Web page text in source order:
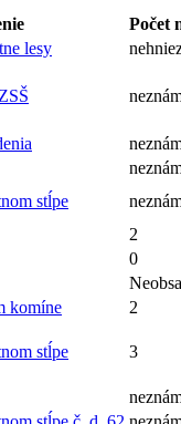
Počet
lesy
stĺpe
2
0
komíne 2
stĺpe 3